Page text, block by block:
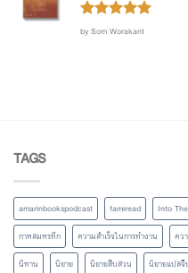
Rated5out
by Som Worakant
TAGS
amarinbookspodcast famiread Into
กาหลมหรทึก
ความสำเร็จในการทำงาน คว
นิทาน
นิยาย นิยายสืบสวน นิยายแปลจี